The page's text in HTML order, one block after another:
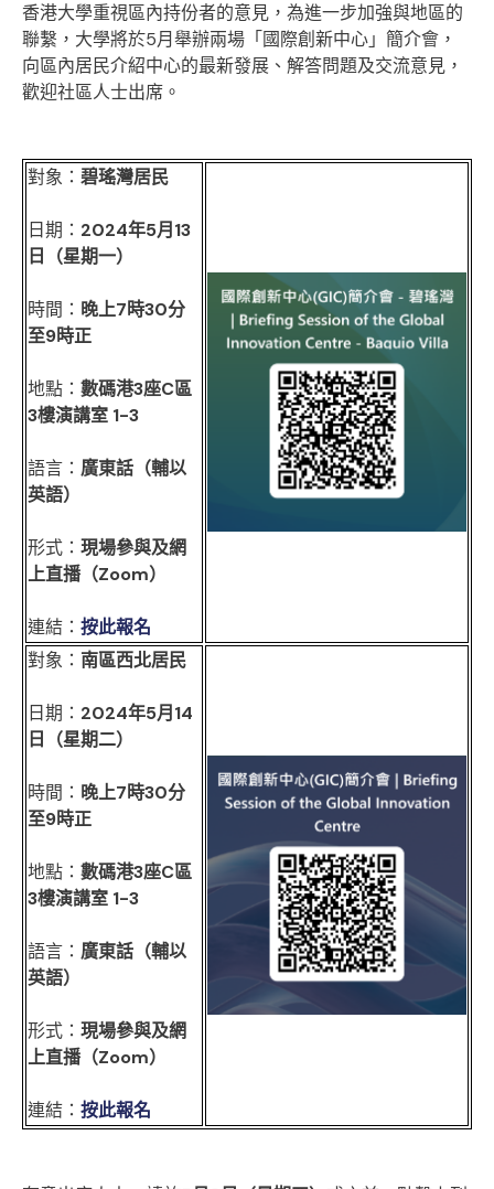
香港大學重視區內持份者的意見，為進一步加強與地區的
聯繫，大學將於5月舉辦兩場「國際創新中心」簡介會，
向區內居民介紹中心的最新發展、解答問題及交流意見，
歡迎社區人士出席。
對象： 碧瑤灣居民
日期： 2024年5月13
日（星期一）
時間： 晚上7時30分
至9時正
地點： 數碼港3座C區
3樓演講室 1-3
語言： 廣東話（輔以
英語）
形式： 現場參與及網
上直播（Zoom）
連結： 按此報名
對象： 南區西北居民
日期： 2024年5月14
日（星期二）
時間： 晚上7時30分
至9時正
地點： 數碼港3座C區
3樓演講室 1-3
語言： 廣東話（輔以
英語）
形式： 現場參與及網
上直播（Zoom）
連結： 按此報名